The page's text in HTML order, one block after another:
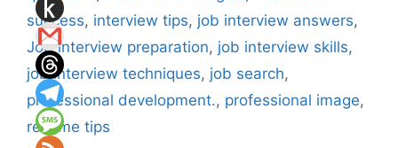
success, interview tips, job interview answers,
Job interview preparation, job interview skills,
job interview techniques, job search,
professional development., professional image,
resume tips